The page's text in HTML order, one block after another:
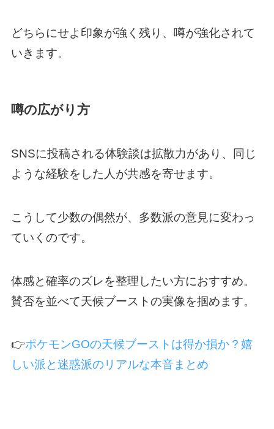
どちらにせよ印象が強く残り、噂が強化されて
いきます。
噂の広がり方
SNSに投稿される体験談は拡散力があり、同じ
ような経験をした人が共感を寄せます。
こうして少数の偶然が、多数派の意見に変わっ
ていくのです。
体感と確率のズレを整理したい方におすすめ。
賛否を並べて天候ブーストの実像を掴めます。
👉ポケモンGOの天候ブーストは得か損か？嬉
しい派と迷惑派のリアルな本音まとめ